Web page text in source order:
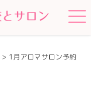
> 1月アロマサロン予約